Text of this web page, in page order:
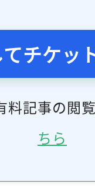
チケッ
料記事の閲
ちら